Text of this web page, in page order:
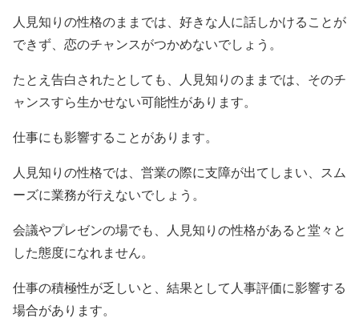
人見知りの性格のままでは、好きな人に話しかけることが
できず、恋のチャンスがつかめないでしょう。
たとえ告白されたとしても、人見知りのままでは、そのチ
ャンスすら生かせない可能性があります。
仕事にも影響することがあります。
人見知りの性格では、営業の際に支障が出てしまい、スム
ーズに業務が行えないでしょう。
会議やプレゼンの場でも、人見知りの性格があると堂々と
した態度になれません。
仕事の積極性が乏しいと、結果として人事評価に影響する
場合があります。